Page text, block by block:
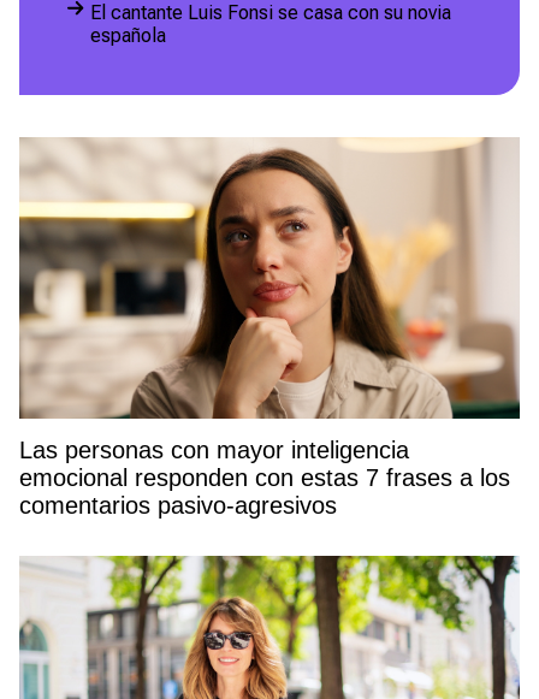
El cantante Luis Fonsi se casa con su novia
española
Las personas con mayor inteligencia
emocional responden con estas 7 frases a los
comentarios pasivo-agresivos